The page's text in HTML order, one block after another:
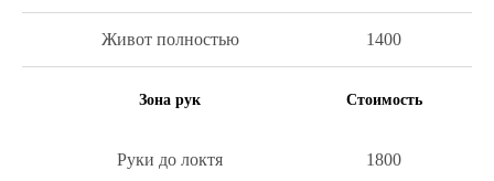
Живот полностью 1400
Зона рук Стоимость
Руки до локтя 1800